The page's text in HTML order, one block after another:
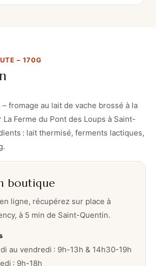
– 170G
– fromage au lait de vache brossé à la
Ferme du Pont des Loups à Saint-
: lait thermisé, ferments lactiques,
boutique
ligne, récupérez sur place à
à 5 min de Saint-Quentin.
au vendredi : 9h-13h & 14h30-19h
: 9h-18h